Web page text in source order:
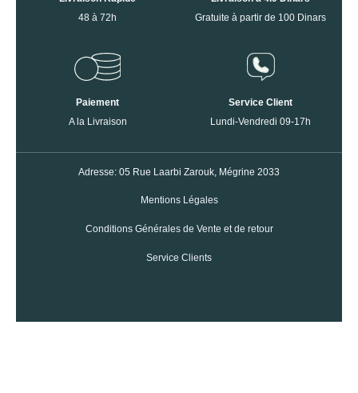
48 à 72h
Gratuite à partir de 100 Dinars
Paiement
A la Livraison
Service Client
Lundi-Vendredi 09-17h
Adresse: 05 Rue Laarbi Zarouk, Mégrine 2033
Mentions Légales
Conditions Générales de Vente et de retour
Service Clients